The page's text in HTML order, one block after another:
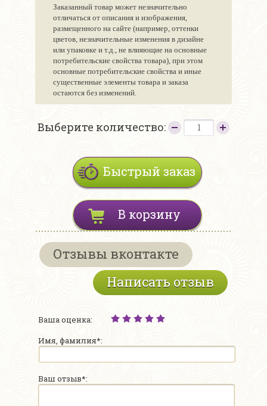
Заказанный товар может незначительно
отличаться от описания и изображения,
размещенного на сайте (например, оттенки
цветов, незначительные изменения в дизайне
или упаковке и т.д., не влияющие на основные
потребительские свойства товара), при этом
основные потребительские свойства и иные
существенные элементы товара и заказа
остаются без изменений.
Выберите количество:
Быстрый заказ
В корзину
Отзывы вконтакте
Написать отзыв
Ваша оценка:
Имя, фамилия*:
Ваш отзыв*: